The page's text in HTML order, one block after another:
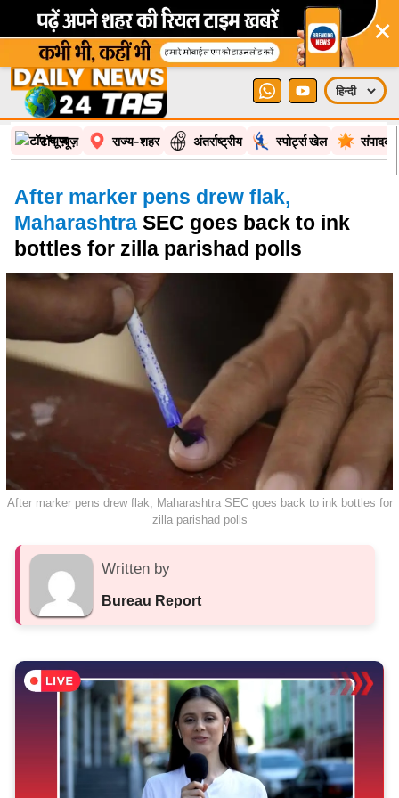
×
टॉप न्यूज़ राज्य-शहर अंतर्राष्ट्रीय स्पोर्ट्स खेल
After marker pens drew flak,
Maharashtra SEC goes back to ink
bottles for zilla parishad polls
After marker pens drew flak, Maharashtra SEC goes back to ink bottles for
zilla parishad polls
Written by
Bureau Report